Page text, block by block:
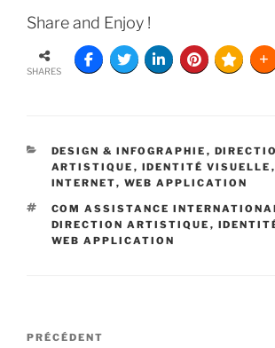
Share and Enjoy !
SHARES
DESIGN & INFOGRAPHIE ,
ARTISTIQUE , IDENTITÉ VISUELLE ,
INTERNET, WEB APPLICATION
COM ASSISTANCE
DIRECTION ARTISTIQUE ,
WEB APPLICATION
PRÉCÉDENT